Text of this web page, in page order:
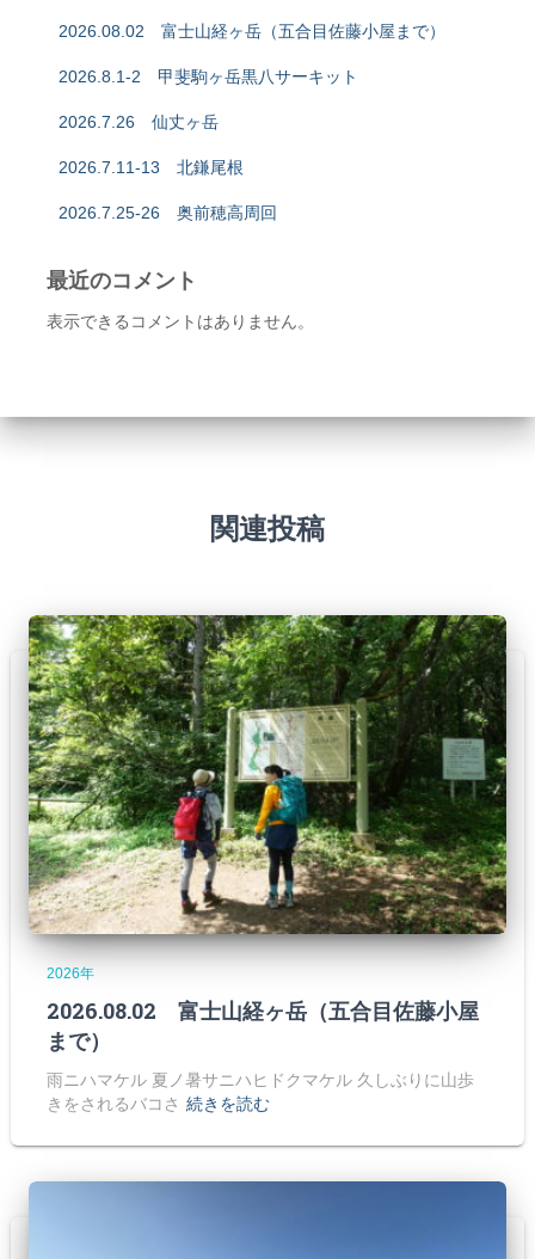
2026.08.02 富士山経ヶ岳（五合目佐藤小屋まで）
2026.8.1-2 甲斐駒ヶ岳黒八サーキット
2026.7.26 仙丈ヶ岳
2026.7.11-13 北鎌尾根
2026.7.25-26 奥前穂高周回
最近のコメント
表示できるコメントはありません。
関連投稿
2026年
2026.08.02 富士山経ヶ岳（五合目佐藤小屋
まで）
雨ニハマケル 夏ノ暑サニハヒドクマケル 久しぶりに山歩
きをされるバコさ 続きを読む